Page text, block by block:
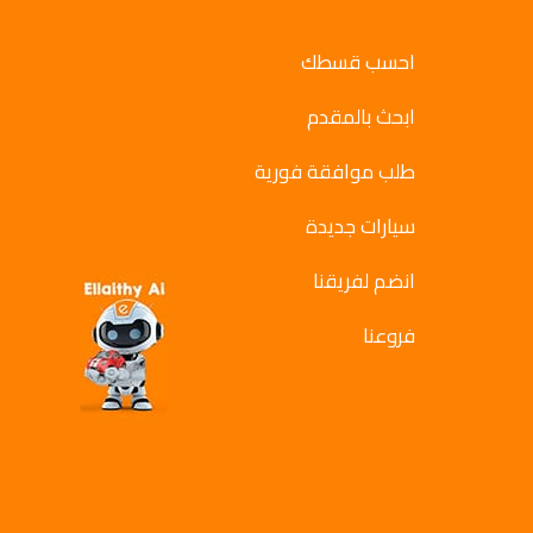
احسب قسطك
ابحث بالمقدم
طلب موافقة فورية
سيارات جديدة
انضم لفريقنا
فروعنا